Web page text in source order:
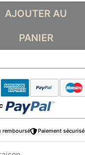
AJOUTER AU
PANIER
remboursé Paiement sécurisé